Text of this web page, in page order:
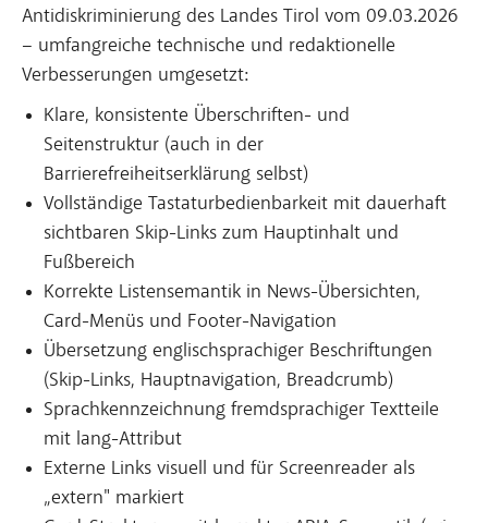
Antidiskriminierung des Landes Tirol vom 09.03.2026
– umfangreiche technische und redaktionelle
Verbesserungen umgesetzt:
Klare, konsistente Überschriften- und
Seitenstruktur (auch in der
Barrierefreiheitserklärung selbst)
Vollständige Tastaturbedienbarkeit mit dauerhaft
sichtbaren Skip-Links zum Hauptinhalt und
Fußbereich
Korrekte Listensemantik in News-Übersichten,
Card-Menüs und Footer-Navigation
Übersetzung englischsprachiger Beschriftungen
(Skip-Links, Hauptnavigation, Breadcrumb)
Sprachkennzeichnung fremdsprachiger Textteile
mit lang-Attribut
Externe Links visuell und für Screenreader als
„extern" markiert